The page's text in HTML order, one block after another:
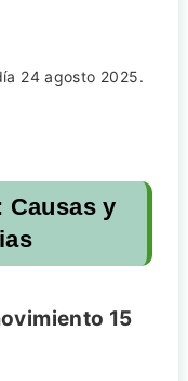
24 agosto 2025.
Causas y
15